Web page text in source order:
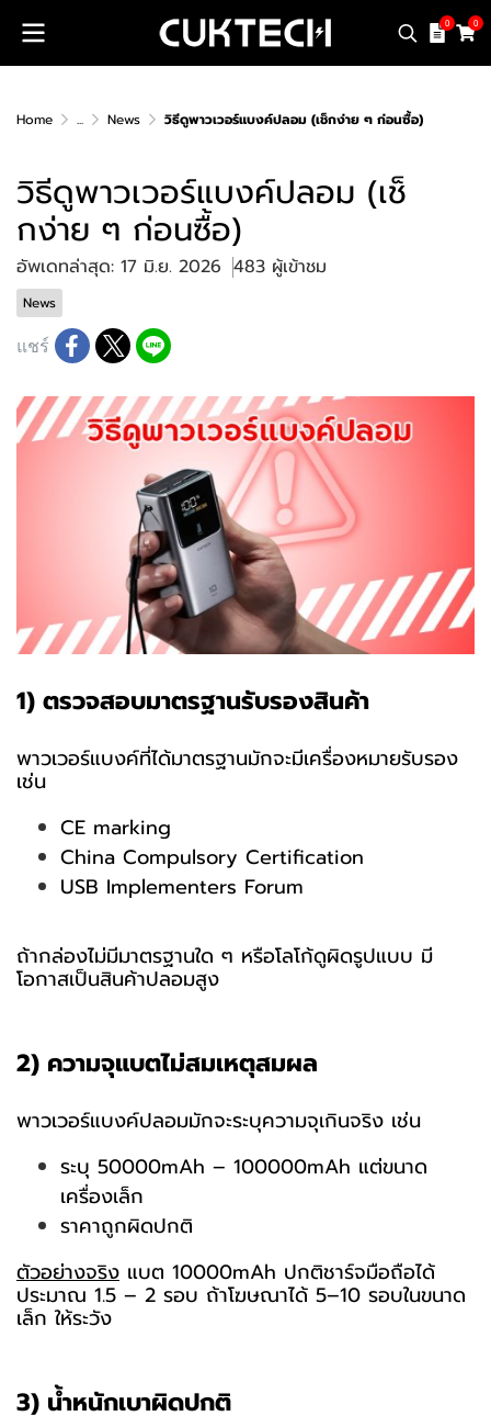
0 0
Home ... News วิธีดูพาวเวอร์แบงค์ปลอม (เช็กง่าย ๆ ก่อนซื้อ)
วิธีดูพาวเวอร์แบงค์ปลอม (เช็
กง่าย ๆ ก่อนซื้อ)
อัพเดทล่าสุด: 17 มิ.ย. 2026 483 ผู้เข้าชม
News
แชร์
1) ตรวจสอบมาตรฐานรับรองสินค้า
พาวเวอร์แบงค์ที่ได้มาตรฐานมักจะมีเครื่องหมายรับรอง
เช่น
CE marking
China Compulsory Certification
USB Implementers Forum
ถ้ากล่องไม่มีมาตรฐานใด ๆ หรือโลโก้ดูผิดรูปแบบ มี
โอกาสเป็นสินค้าปลอมสูง
2) ความจุแบตไม่สมเหตุสมผล
พาวเวอร์แบงค์ปลอมมักจะระบุความจุเกินจริง เช่น
ระบุ 50000mAh – 100000mAh แต่ขนาด
เครื่องเล็ก
ราคาถูกผิดปกติ
ตัวอย่างจริง แบต 10000mAh ปกติชาร์จมือถือได้
ประมาณ 1.5 – 2 รอบ ถ้าโฆษณาได้ 5–10 รอบในขนาด
เล็ก ให้ระวัง
3) น้ำหนักเบาผิดปกติ